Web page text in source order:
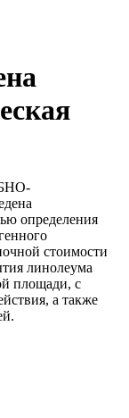
определения
стоимости
линолеума
площади, с
а также